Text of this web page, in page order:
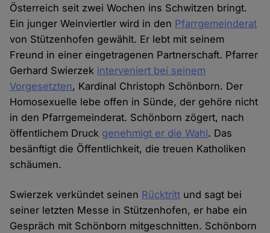
Österreich seit zwei Wochen ins Schwitzen bringt.
Ein junger Weinviertler wird in den Pfarrgemeinderat
von Stützenhofen gewählt. Er lebt mit seinem
Freund in einer eingetragenen Partnerschaft. Pfarrer
Gerhard Swierzek interveniert bei seinem
Vorgesetzten, Kardinal Christoph Schönborn. Der
Homosexuelle lebe offen in Sünde, der gehöre nicht
in den Pfarrgemeinderat. Schönborn zögert, nach
öffentlichem Druck genehmigt er die Wahl. Das
besänftigt die Öffentlichkeit, die treuen Katholiken
schäumen.
Swierzek verkündet seinen Rücktritt und sagt bei
seiner letzten Messe in Stützenhofen, er habe ein
Gespräch mit Schönborn mitgeschnitten. Schönborn